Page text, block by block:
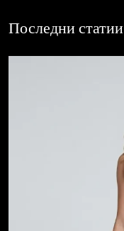
Последни статии